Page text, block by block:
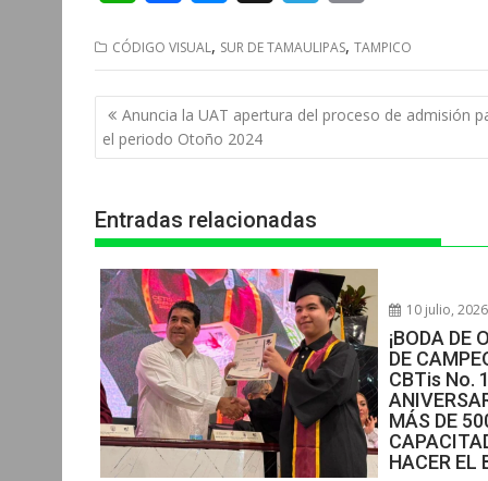
a
t
s
p
c
e
b
k
s
s
e
e
r
l
e
g
m
i
n
CÓDIGO VISUAL, SUR DE TAMAULIPAS, TAMPICO
Navegación
de
entradas
Anuncia la UAT apertura del proceso de admisión
el periodo Otoño 2024
Entradas relacionadas
10 julio, 2026
¡BODA DE
DE
CBTis No.
MÁS DE
HACER EL